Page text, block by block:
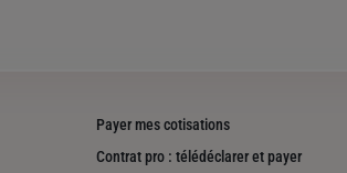
Payer mes cotisations
Contrat pro : télédéclarer et payer